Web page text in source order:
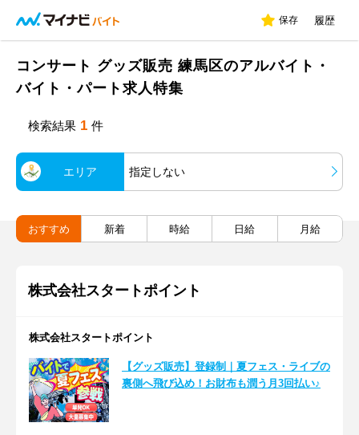
保存 履歴
コンサート グッズ販売 練馬区のアルバイト・
バイト・パート求人特集
検索結果 1 件
エリア 指定しない
おすすめ 新着 時給 日給 月給
株式会社スタートポイント
株式会社スタートポイント
【グッズ販売】登録制｜夏フェス・ライブの
裏側へ飛び込め！お財布も潤う月3回払い♪